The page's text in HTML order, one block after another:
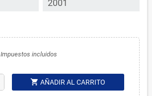
2001
Impuestos incluidos
shopping_cart AÑADIR AL CARRITO